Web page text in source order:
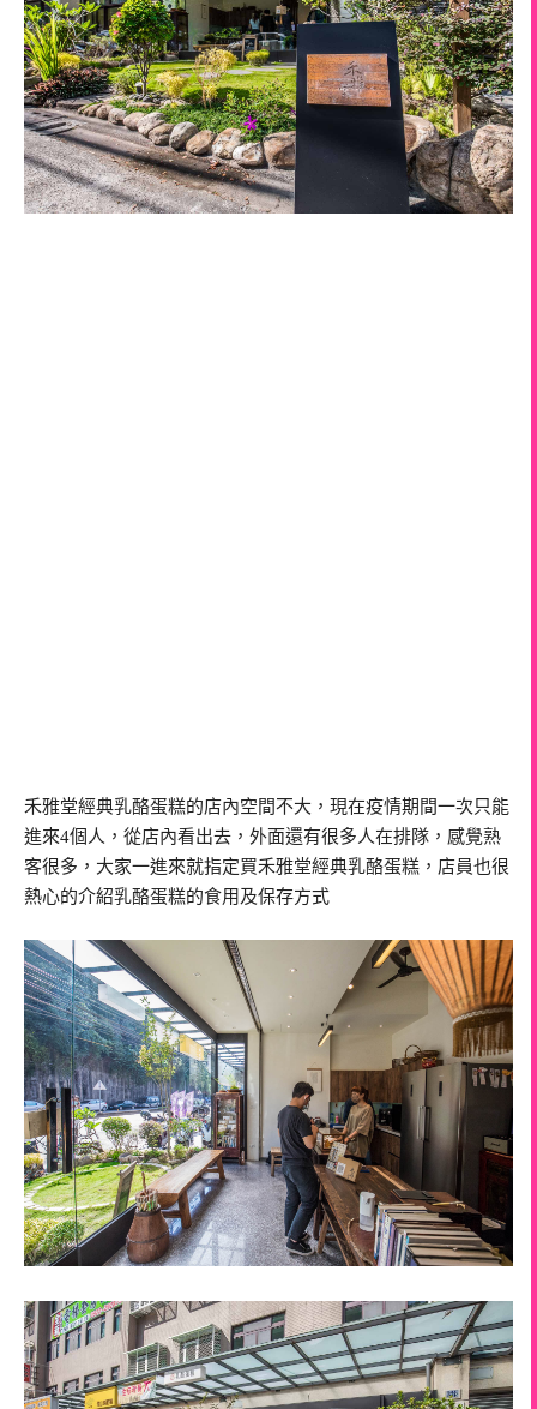
禾雅堂經典乳酪蛋糕的店內空間不大，現在疫情期間一次只能
進來4個人，從店內看出去，外面還有很多人在排隊，感覺熟
客很多，大家一進來就指定買禾雅堂經典乳酪蛋糕，店員也很
熱心的介紹乳酪蛋糕的食用及保存方式